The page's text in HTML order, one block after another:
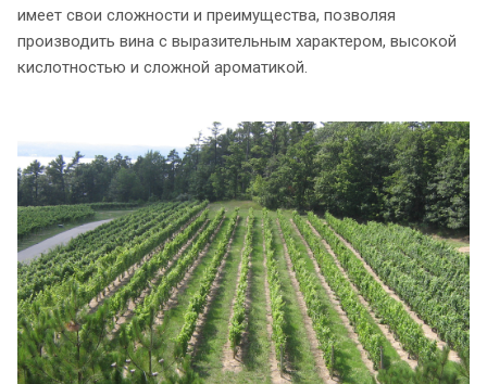
имеет свои сложности и преимущества, позволяя
производить вина с выразительным характером, высокой
кислотностью и сложной ароматикой.